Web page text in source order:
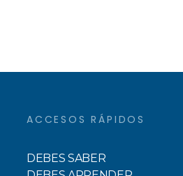
ACCESOS RÁPIDOS
DEBES SABER